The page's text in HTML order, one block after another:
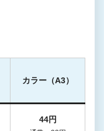
カラー（A3）
44円